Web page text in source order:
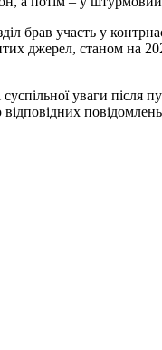
брав участь у
джерел, станом на
уваги після